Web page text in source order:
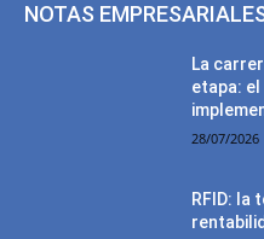
NOTAS
La
etapa:
28/07/2026
RFID: la